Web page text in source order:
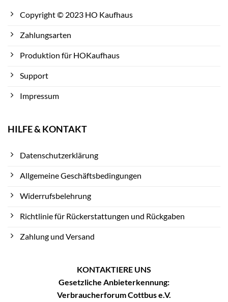
Copyright © 2023 HO Kaufhaus
Zahlungsarten
Produktion für HOKaufhaus
Support
Impressum
HILFE & KONTAKT
Datenschutzerklärung
Allgemeine Geschäftsbedingungen
Widerrufsbelehrung
Richtlinie für Rückerstattungen und Rückgaben
Zahlung und Versand
KONTAKTIERE UNS
Gesetzliche Anbieterkennung:
Verbraucherforum Cottbus e.V.